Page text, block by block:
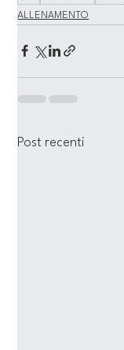
ALLENAMENTO
Post recenti